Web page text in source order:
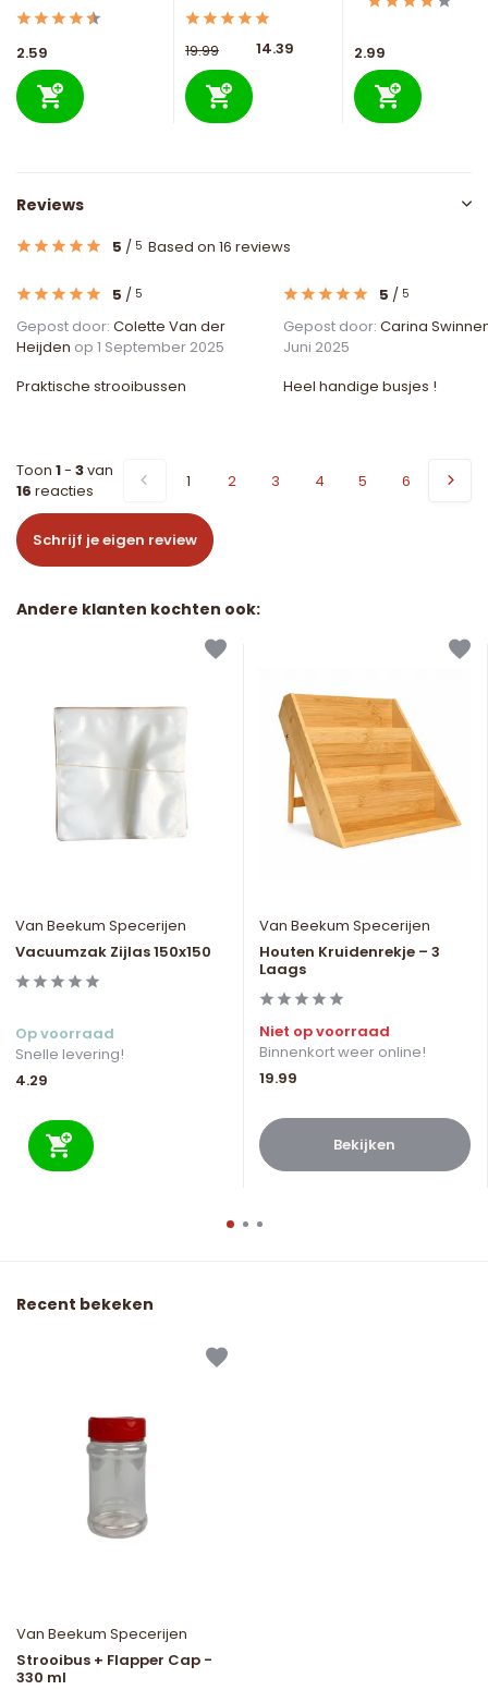
2.59 19.99 14.39 2.99
Reviews
5 / 5 Based on 16 reviews
5 / 5
Gepost door: Colette Van der
Heijden op 1 September 2025
Praktische strooibussen
5 / 5
Gepost door: Carina
Juni 2025
Heel handige busjes !
Toon 1- 3van
16 reacties 1 2 3 4 5 6
Schrijf je eigen review
Andere klanten kochten ook:
Van Beekum Specerijen
Vacuumzak Zijlas 150x150
Op voorraad
Snelle levering!
4.29
Van Beekum Specerijen
Houten Kruidenrekje – 3
Laags
Niet op voorraad
Binnenkort weer online!
19.99
Bekijken
Recent bekeken
Van Beekum Specerijen
Strooibus + Flapper Cap -
330 ml